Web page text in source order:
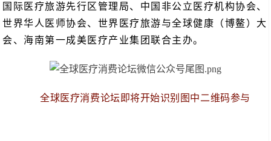
国际医疗旅游先行区管理局、中国非公立医疗机构协会、
世界华人医师协会、世界医疗旅游与全球健康（博鳌）大
会、海南第一成美医疗产业集团联合主办。
全球医疗消费论坛即将开始识别图中二维码参与